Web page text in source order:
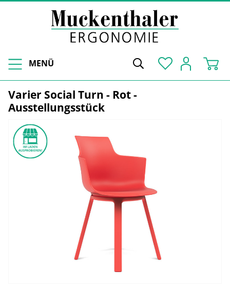
MENÜ
Varier Social Turn - Rot -
Ausstellungsstück